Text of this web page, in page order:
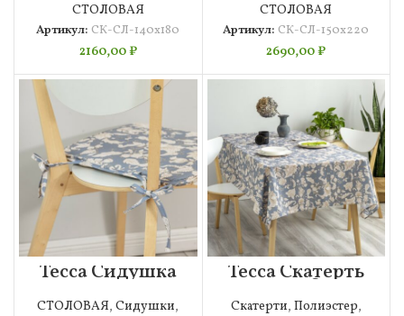
СТОЛОВАЯ
Артикул: СК-СЛ-140х180
2160,00₽
СТОЛОВАЯ
Артикул: СК-СЛ-150х220
2690,00₽
Тесса Сидушка
40х40
СТОЛОВАЯ,Сидушки,
Тесса Скатерть
140х180
Скатерти, Полиэстер,